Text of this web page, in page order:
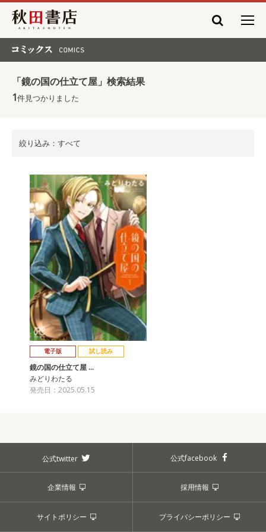
秋田書店
「鏡の国の仕立て屋」検索結果
1件見つかりました
絞り込み：すべて
電子版 試し読み
鏡の国の仕立て屋 …
みどりわたる
発売日：2025.05.15
公式twitter 公式facebook
企業情報 採用情報
サイトポリシー プライバシーポリシー